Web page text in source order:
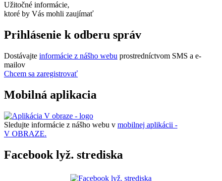
Užitočné informácie,
ktoré by Vás mohli zaujímať
Prihlásenie k odberu správ
Dostávajte informácie z nášho webu prostredníctvom SMS a e-
mailov
Chcem sa zaregistrovať
Mobilná aplikacia
Sledujte informácie z nášho webu v mobilnej aplikácii -
V OBRAZE.
Facebook lyž. strediska